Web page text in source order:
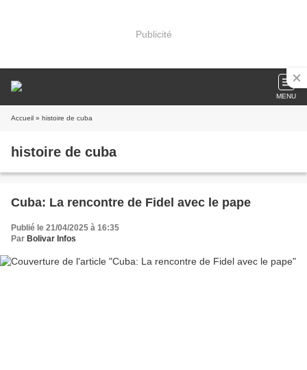
Publicité
MENU
Accueil » histoire de cuba
histoire de cuba
Cuba: La rencontre de Fidel avec le pape
Publié le 21/04/2025 à 16:35
Par Bolivar Infos